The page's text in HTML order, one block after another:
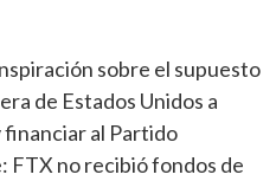
sobre el supuesto
de Estados Unidos a
financiar al Partido
FTX no recibió fondos de